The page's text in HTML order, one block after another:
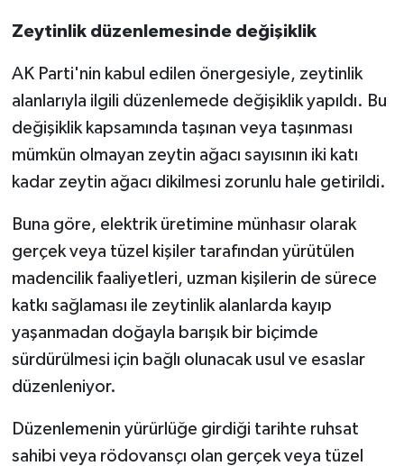
Zeytinlik düzenlemesinde değişiklik
AK Parti'nin kabul edilen önergesiyle, zeytinlik
alanlarıyla ilgili düzenlemede değişiklik yapıldı. Bu
değişiklik kapsamında taşınan veya taşınması
mümkün olmayan zeytin ağacı sayısının iki katı
kadar zeytin ağacı dikilmesi zorunlu hale getirildi.
Buna göre, elektrik üretimine münhasır olarak
gerçek veya tüzel kişiler tarafından yürütülen
madencilik faaliyetleri, uzman kişilerin de sürece
katkı sağlaması ile zeytinlik alanlarda kayıp
yaşanmadan doğayla barışık bir biçimde
sürdürülmesi için bağlı olunacak usul ve esaslar
düzenleniyor.
Düzenlemenin yürürlüğe girdiği tarihte ruhsat
sahibi veya rödovansçı olan gerçek veya tüzel